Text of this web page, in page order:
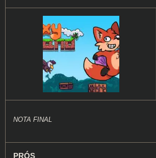
NOTA FINAL
PRÓS